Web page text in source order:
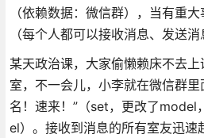
（依赖数据：微信群），当有重
（每个人都可以接收消息、发送
某天政治课，大家偷懒赖床不去
室，不一会儿，小李就在微信群
名！速来！”（set，更改了
el）。接收到消息的所有室友迅速